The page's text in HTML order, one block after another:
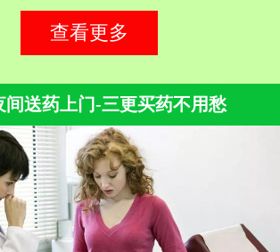
查看更多
间送药上门-三更买药不用愁